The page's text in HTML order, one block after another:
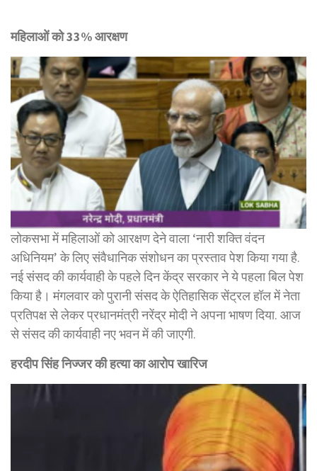
महिलाओं को 33% आरक्षण
लोकसभा में महिलाओं को आरक्षण देने वाला ‘नारी शक्ति वंदन
अधिनियम’ के लिए संवैधानिक संशोधन का प्रस्ताव पेश किया गया है.
नई संसद की कार्यवाही के पहले दिन केंद्र सरकार ने ये पहला बिल पेश
किया है। मंगलवार को पुरानी संसद के ऐतिहासिक सेंट्रल हॉल में नेता
प्रतिपक्ष से लेकर प्रधानमंत्री नरेंद्र मोदी ने अपना भाषण दिया. आज
से संसद की कार्यवाही नए भवन में की जाएगी.
हरदीप सिंह निज्जर की हत्या का आरोप खारिज